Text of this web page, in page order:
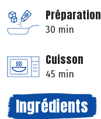
Préparation
30 min
Cuisson
45 min
Ingrédients